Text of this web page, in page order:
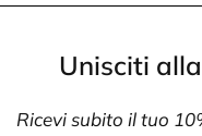
Unisciti
Ricevi subito il tuo